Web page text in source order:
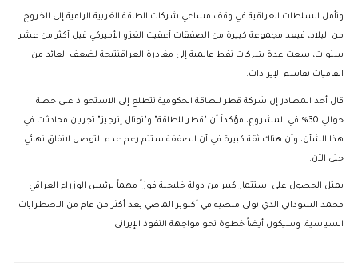
وتأمل السلطات العراقية في وقف مساعي شركات الطاقة الغربية الرامية إلى الخروج
من البلاد، فبعد مجموعة كبيرة من الصفقات أعقبت الغزو الأميركي قبل أكثر من عشر
سنوات، سعت عدة شركات نفط عالمية إلى مغادرة العراقنتيجة لضعف العائد من
اتفاقيات تقاسم الإيرادات.
قال أحد المصادر إن شركة قطر للطاقة الحكومية تتطلع إلى الاستحواذ على حصة
حوالي 30% في المشروع، مؤكداً أن "قطر للطاقة" و"توتال إنرجيز" تجريان محادثات في
هذا الشأن، وأن هناك ثقة كبيرة في أن الصفقة ستتم رغم عدم التوصل لاتفاق نهائي
حتى الآن.
يمثل الحصول على استثمار كبير من دولة خليجية فوزاً مهماً لرئيس الوزراء العراقي
محمد السوداني الذي تولى منصبه في أكتوبر الماضي بعد أكثر من عام من الاضطرابات
السياسية، وسيكون أيضاً خطوة نحو مواجهة النفوذ الإيراني.